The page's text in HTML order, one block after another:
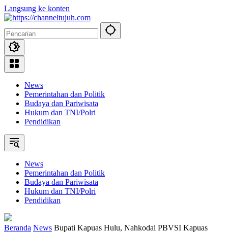
Langsung ke konten
News
Pemerintahan dan Politik
Budaya dan Pariwisata
Hukum dan TNI/Polri
Pendidikan
News
Pemerintahan dan Politik
Budaya dan Pariwisata
Hukum dan TNI/Polri
Pendidikan
Beranda News Bupati Kapuas Hulu, Nahkodai PBVSI Kapuas